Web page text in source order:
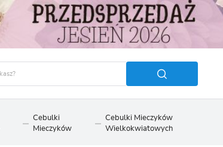
Cebulki
Mieczyków
Cebulki Mieczyków
Wielkokwiatowych